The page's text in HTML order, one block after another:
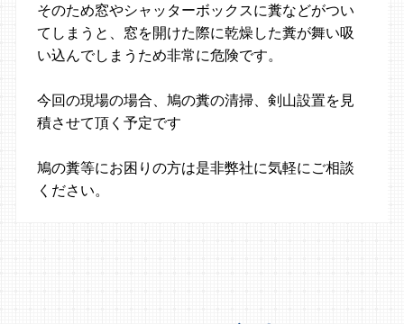
そのため窓やシャッターボックスに糞などがつい
てしまうと、窓を開けた際に乾燥した糞が舞い吸
い込んでしまうため非常に危険です。
今回の現場の場合、鳩の糞の清掃、剣山設置を見
積させて頂く予定です
鳩の糞等にお困りの方は是非弊社に気軽にご相談
ください。